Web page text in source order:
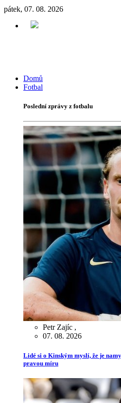
pátek, 07. 08. 2026
Domů
Fotbal
Poslední zprávy z fotbalu
Petr Zajíc ,
07. 08. 2026
Lidé si o Kinským myslí, že je
pravou míru